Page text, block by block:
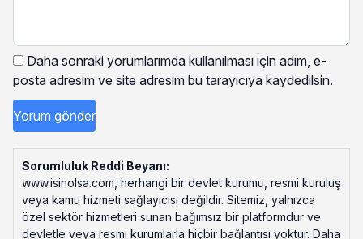
Daha sonraki yorumlarımda kullanılması için adım, e-
posta adresim ve site adresim bu tarayıcıya kaydedilsin.
Sorumluluk Reddi Beyanı:
www.isinolsa.com, herhangi bir devlet kurumu, resmi kuruluş
veya kamu hizmeti sağlayıcısı değildir. Sitemiz, yalnızca
özel sektör hizmetleri sunan bağımsız bir platformdur ve
devletle veya resmi kurumlarla hiçbir bağlantısı yoktur. Daha